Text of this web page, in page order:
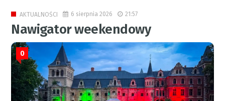
AKTUALNOŚCI 6 sierpnia 2026 21:57
Nawigator weekendowy
0